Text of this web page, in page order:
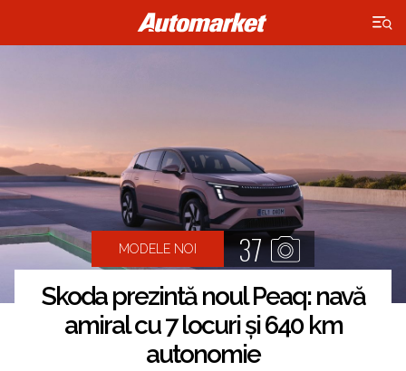
×
MODELE NOI 37
Skoda prezintă noul Peaq: navă
amiral cu 7 locuri și 640 km
autonomie